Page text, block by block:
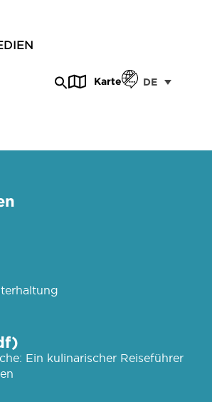
Karte DE
Ein kulinarischer Reiseführer